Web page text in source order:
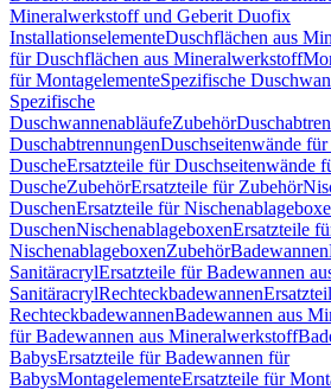
Mineralwerkstoff und Geberit Duofix
InstallationselementeDuschflächen aus
für Duschflächen aus Mineralwerkstoff
für MontagelementeSpezifische
Spezifische
DuschwannenabläufeZubehör
DuschabtrennungenDuschseitenwände
DuscheErsatzteile für Duschseitenwände
DuscheZubehörErsatzteile für Zubehör
DuschenErsatzteile für
DuschenNischenablageboxenErsatzteile
NischenablageboxenZubehörBadewannen
SanitäracrylErsatzteile für Badewannen
SanitäracrylRechteckbadewannen
RechteckbadewannenBadewannen aus
für Badewannen aus Mineralwerkstoff
BabysErsatzteile für Badewannen für
BabysMontagelementeErsatzteile für